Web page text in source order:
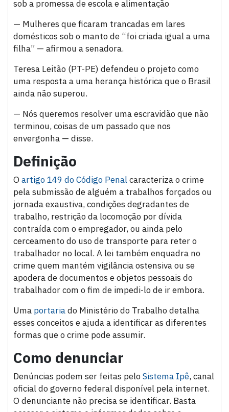
sob a promessa de escola e alimentação
— Mulheres que ficaram trancadas em lares
domésticos sob o manto de “foi criada igual a uma
filha” — afirmou a senadora.
Teresa Leitão (PT-PE) defendeu o projeto como
uma resposta a uma herança histórica que o Brasil
ainda não superou.
— Nós queremos resolver uma escravidão que não
terminou, coisas de um passado que nos
envergonha — disse.
Definição
O artigo 149 do Código Penalcaracteriza o crime
pela submissão de alguém a trabalhos forçados ou
jornada exaustiva, condições degradantes de
trabalho, restrição da locomoção por dívida
contraída com o empregador, ou ainda pelo
cerceamento do uso de transporte para reter o
trabalhador no local. A lei também enquadra no
crime quem mantém vigilância ostensiva ou se
apodera de documentos e objetos pessoais do
trabalhador com o fim de impedi-lo de ir embora.
Uma portariado Ministério do Trabalho detalha
esses conceitos e ajuda a identificar as diferentes
formas que o crime pode assumir.
Como denunciar
Denúncias podem ser feitas peloSistema Ipê, canal
oficial do governo federal disponível pela internet.
O denunciante não precisa se identificar. Basta